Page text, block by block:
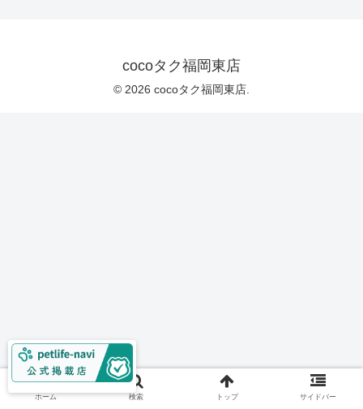
cocoタク福岡東店
© 2026 cocoタク福岡東店.
ホーム 検索 トップ サイドバー